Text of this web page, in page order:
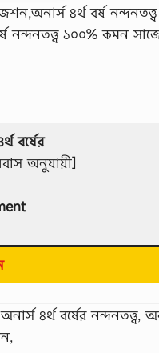
৪র্থ বর্ষ নন্দনতত্ত্ব
১০০% কমন
বর্ষের
অনুযায়ী]
৪র্থ বর্ষের নন্দনতত্ত্ব,